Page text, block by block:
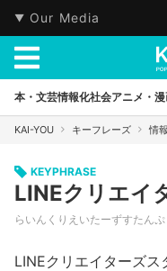
Our Media
本・文芸情報化社会アニメ・
KAI-YOU キーフレーズ 情
KEYPHRASE
LINEクリエイ
らいんくりえいたーずすたんぷ
LINEクリエイターズ